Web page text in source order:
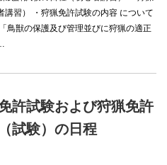
習） ・狩猟免許試験の内容 について
鳥獣の保護及び管理並びに狩猟の適正
許試験および狩猟免許
試験）の日程